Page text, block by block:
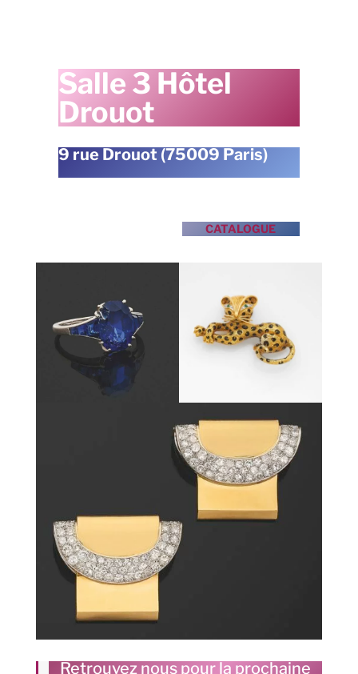
Salle 3 Hôtel
Drouot
9 rue Drouot (75009 Paris)
CATALOGUE
Retrouvez nous pour la prochaine